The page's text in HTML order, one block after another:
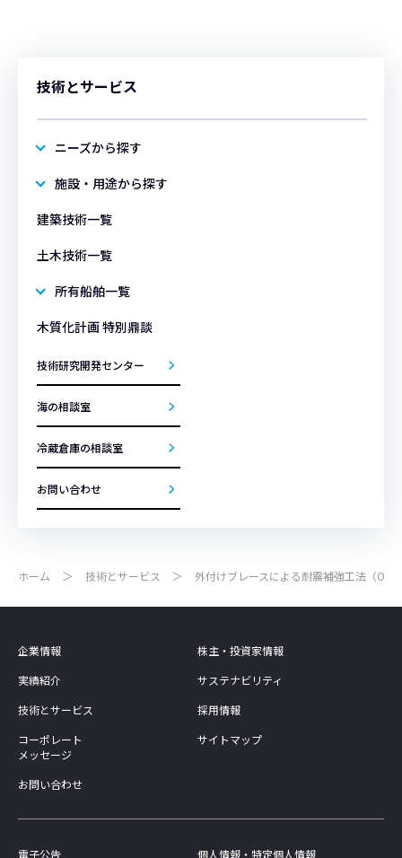
技術とサービス
ニーズから探す
施設・用途から探す
建築技術一覧
土木技術一覧
所有船舶一覧
木質化計画 特別鼎談
技術研究開発センター
海の相談室
冷蔵倉庫の相談室
お問い合わせ
ホーム 技術とサービス 外付けブレースによる耐震補強工法（OFB
企業情報
株主・投資家情報
実績紹介
サステナビリティ
技術とサービス
採用情報
コーポレート
メッセージ
サイトマップ
お問い合わせ
電子公告 個人情報・特定個人情報